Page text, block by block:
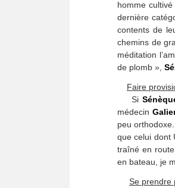
homme
dernière
contents de
chemins de
méditation
de plomb »,
Faire
Si
médecin
peu
que celui dont
traîné en
en bateau, je
Se prendre